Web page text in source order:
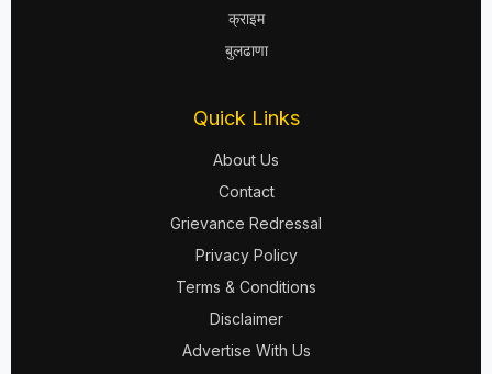
क्राइम
बुलढाणा
Quick Links
About Us
Contact
Grievance Redressal
Privacy Policy
Terms & Conditions
Disclaimer
Advertise With Us